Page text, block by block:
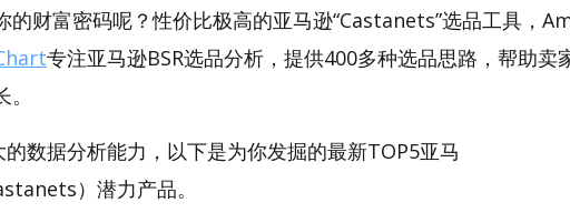
的财富密码呢？性价比极高的亚马逊“Castanets”选品工具，
专注亚马逊BSR选品分析，提供400多种选品思路，帮助卖
数据分析能力，以下是为你发掘的最新TOP5亚马
）潜力产品。